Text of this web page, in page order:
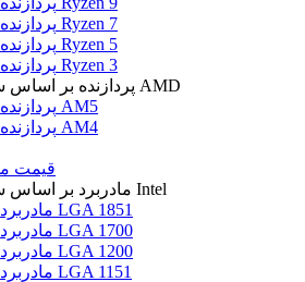
پردازنده Ryzen 7
پردازنده Ryzen 5
پردازنده Ryzen 3
پردازنده بر اساس سوکت AMD
پردازنده AM5
پردازنده AM4
قیمت
مادربرد بر اساس سوکت Intel
مادربرد LGA 1851
مادربرد LGA 1700
مادربرد LGA 1200
مادربرد LGA 1151